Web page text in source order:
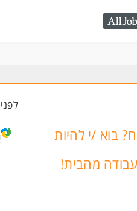
לפני 4 שעות
בוא /י להיות
מהבית!